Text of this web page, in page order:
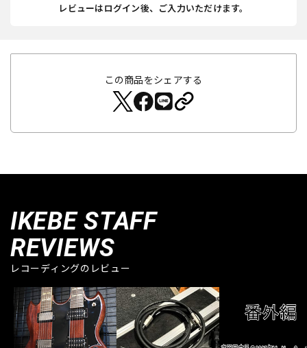
レビューはログイン後、ご入力いただけます。
この商品をシェアする
IKEBE STAFF
REVIEWS
レコーディングのレビュー